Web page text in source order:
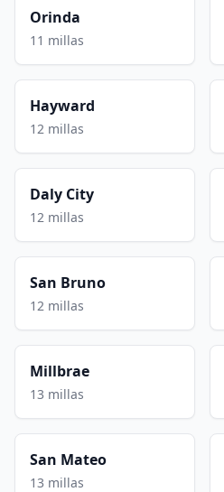
Orinda
11 millas
Hayward
12 millas
Daly City
12 millas
San Bruno
12 millas
Millbrae
13 millas
San Mateo
13 millas